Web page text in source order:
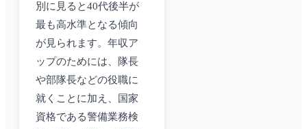
別に見ると40代後半が
最も高水準となる傾向
が見られます。年収ア
ップのためには、隊長
や部隊長などの役職に
就くことに加え、国家
資格である警備業務検